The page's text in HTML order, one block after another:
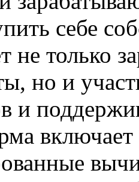
себе
не только
но и
и
включает